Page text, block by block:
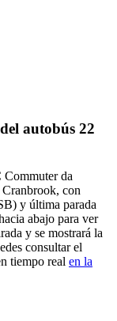
autobús 22
da
Cranbrook, con
y última parada
abajo para ver
y se mostrará la
consultar el
tiempo real en la